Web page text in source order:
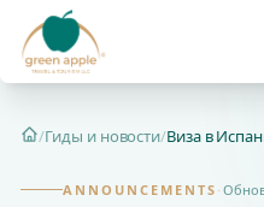
Главная
/Гиды и новости/Виза в
ANNOUNCEMENTS ·